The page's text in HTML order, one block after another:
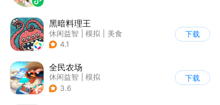
黑暗料理王
休闲益智 模拟
美食
| 卡通
4.1
下载
全民农场
休闲益智
模拟
| 田园生活
3.6
下载